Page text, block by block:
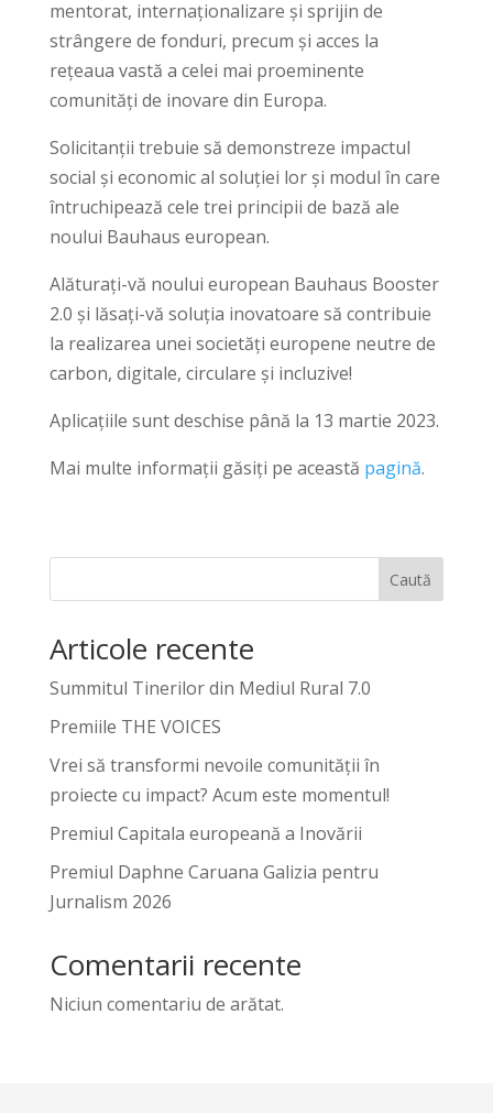
mentorat, internaționalizare și sprijin de
strângere de fonduri, precum și acces la
rețeaua vastă a celei mai proeminente
comunități de inovare din Europa.
Solicitanții trebuie să demonstreze impactul
social și economic al soluției lor și modul în care
întruchipează cele trei principii de bază ale
noului Bauhaus european.
Alăturați-vă noului european Bauhaus Booster
2.0 și lăsați-vă soluția inovatoare să contribuie
la realizarea unei societăți europene neutre de
carbon, digitale, circulare și incluzive!
Aplicațiile sunt deschise până la 13 martie 2023.
Mai multe informații găsiți pe această pagină.
Caută
Articole recente
Summitul Tinerilor din Mediul Rural 7.0
Premiile THE VOICES
Vrei să transformi nevoile comunității în
proiecte cu impact? Acum este momentul!
Premiul Capitala europeană a Inovării
Premiul Daphne Caruana Galizia pentru
Jurnalism 2026
Comentarii recente
Niciun comentariu de arătat.